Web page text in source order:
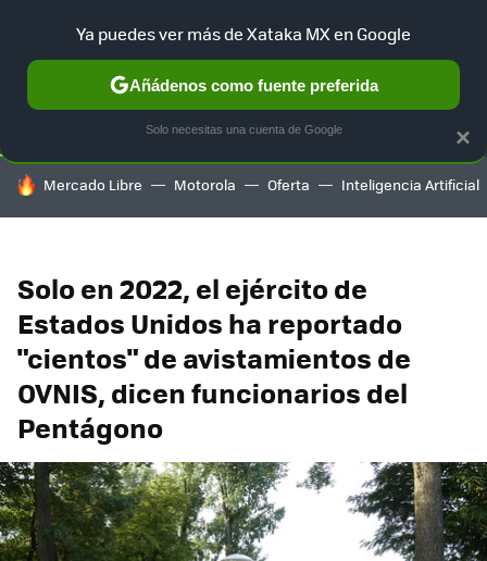
SELECCIÓN GAMING HOME AUTO TERRITORIO
HOY SE HABLA DE
Mercado Libre Motorola Oferta Inteligencia Artificial
Solo en 2022, el ejército de
Estados Unidos ha reportado
"cientos" de avistamientos de
OVNIS, dicen funcionarios del
Pentágono
×
Ya puedes ver más de Xataka MX en Google
Añádenos como fuente preferida
Solo necesitas una cuenta de Google